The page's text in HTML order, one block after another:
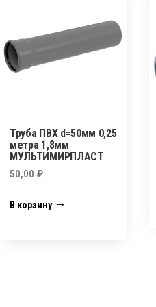
Труба ПВХ d=50мм 0,25
метра 1,8мм
МУЛЬТИМИРПЛАСТ
50,00₽
В корзину